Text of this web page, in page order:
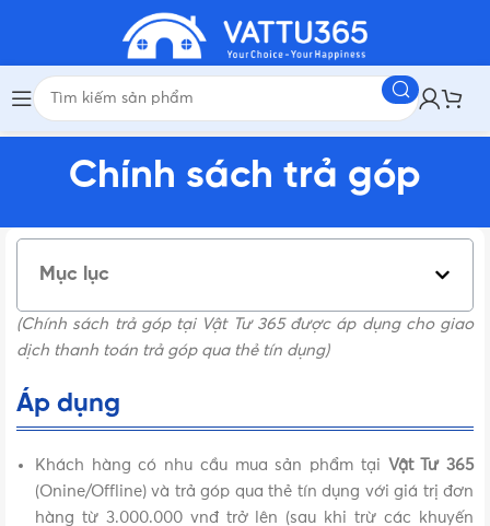
Chính sách trả góp
Mục lục
(Chính sách trả góp tại Vật Tư 365 được áp dụng cho giao
dịch thanh toán trả góp qua thẻ tín dụng)
Áp dụng
Khách hàng có nhu cầu mua sản phẩm tại Vật Tư 365
(Onine/Offline) và trả góp qua thẻ tín dụng với giá trị đơn
hàng từ 3.000.000 vnđ trở lên (sau khi trừ các khuyến